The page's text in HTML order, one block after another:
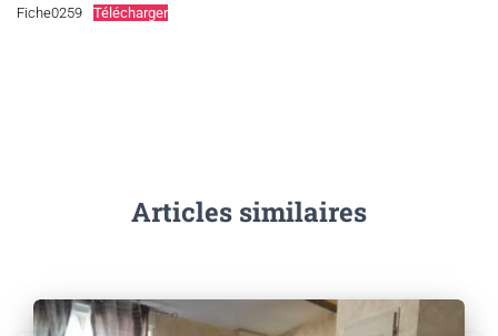
Fiche0259 Télécharger
Articles similaires